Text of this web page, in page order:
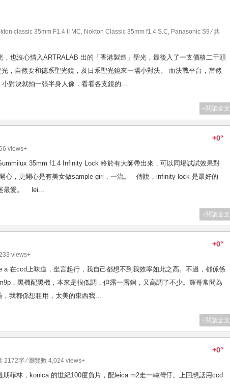
classic 35mm F1.4 II MC, Nokton Classic 35mm f1.4 S.C, Panasonic S9⁄ 共
也沒心情入ARTRALAB 出的「香港製造」聖光，最後入了一支價格二千頭
，自然要和德系聖光鏡，及日系聖光鏡來一場小對決。 而決戰平台，當然
對決就拍一張半身人像，看看各支鏡的...
+閱讀全文
+0°
views+
35mm f1.4 Infinity Lock 終於有大師帶出來，可以同場試試效果對
心，更開心是有美女做sample girl，一流。 傳說，infinity lock 是最好的
最愛。 lei...
+閱讀全文
+0°
views+
在ccd上味道，坐言起行，我自己都想不到我效率如此之高。不過，都係係
，黑機配黑機，本來是很低調，但露一露銅，又高調了不少。輝哥常問為
我都係想粗用，太美的東西我...
+閱讀全文
+0°
2172字 ⁄ 瀏覽數 4,024 views+
菲林，konica 的世紀100度負片，配leica m2走一轉灣仔。上回想話用ccd